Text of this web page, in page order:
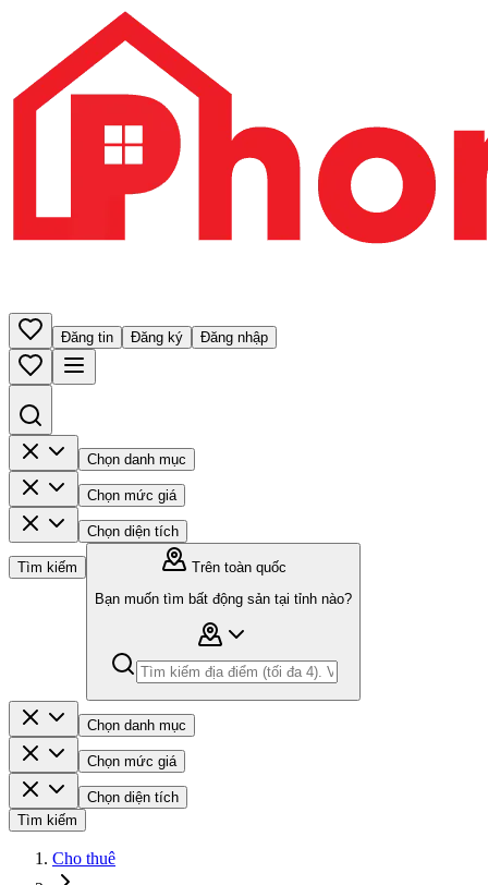
Đăng tin Đăng ký Đăng nhập
Chọn danh mục
Chọn mức giá
Chọn diện tích
Tìm kiếm
Trên toàn quốc
Bạn muốn tìm bất động sản tại tỉnh nào?
Chọn danh mục
Chọn mức giá
Chọn diện tích
Tìm kiếm
Cho thuê